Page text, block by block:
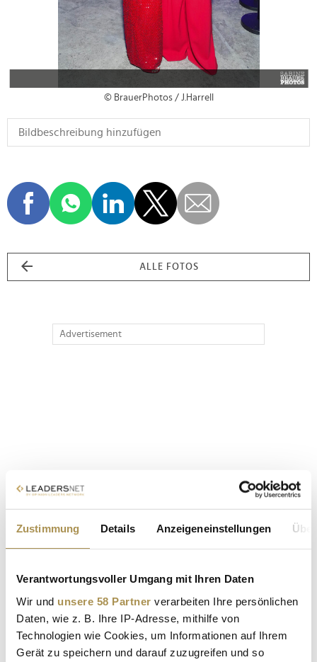
Zustimmung Details Anzeigeneinstellungen
Verantwortungsvoller Umgang mit Ihren Daten
Wir und unsere 58 Partner verarbeiten Ihre persönlichen
Daten, wie z. B. Ihre IP-Adresse, mithilfe von
Technologien wie Cookies, um Informationen auf Ihrem
Gerät zu speichern und darauf zuzugreifen und so
© BrauerPhotos / J.Harrell
ALLE FOTOS
Advertisement